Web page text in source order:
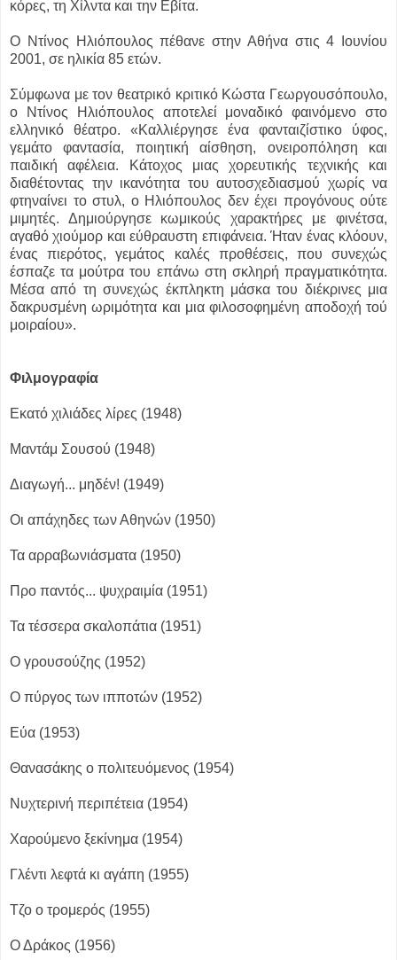
κόρες, τη Χίλντα και την Εβίτα.
Ο Ντίνος Ηλιόπουλος πέθανε στην Αθήνα στις 4 Ιουνίου
2001, σε ηλικία 85 ετών.
Σύμφωνα με τον θεατρικό κριτικό Κώστα Γεωργουσόπουλο,
ο Ντίνος Ηλιόπουλος αποτελεί μοναδικό φαινόμενο στο
ελληνικό θέατρο. «Καλλιέργησε ένα φανταιζίστικο ύφος,
γεμάτο φαντασία, ποιητική αίσθηση, ονειροπόληση και
παιδική αφέλεια. Κάτοχος μιας χορευτικής τεχνικής και
διαθέτοντας την ικανότητα του αυτοσχεδιασμού χωρίς να
φτηναίνει το στυλ, ο Ηλιόπουλος δεν έχει προγόνους ούτε
μιμητές. Δημιούργησε κωμικούς χαρακτήρες με φινέτσα,
αγαθό χιούμορ και εύθραυστη επιφάνεια. Ήταν ένας κλόουν,
ένας πιερότος, γεμάτος καλές προθέσεις, που συνεχώς
έσπαζε τα μούτρα του επάνω στη σκληρή πραγματικότητα.
Μέσα από τη συνεχώς έκπληκτη μάσκα του διέκρινες μια
δακρυσμένη ωριμότητα και μια φιλοσοφημένη αποδοχή τού
μοιραίου».
Φιλμογραφία
Εκατό χιλιάδες λίρες (1948)
Μαντάμ Σουσού (1948)
Διαγωγή... μηδέν! (1949)
Οι απάχηδες των Αθηνών (1950)
Τα αρραβωνιάσματα (1950)
Προ παντός... ψυχραιμία (1951)
Τα τέσσερα σκαλοπάτια (1951)
Ο γρουσούζης (1952)
Ο πύργος των ιπποτών (1952)
Εύα (1953)
Θανασάκης ο πολιτευόμενος (1954)
Νυχτερινή περιπέτεια (1954)
Χαρούμενο ξεκίνημα (1954)
Γλέντι λεφτά κι αγάπη (1955)
Τζο ο τρομερός (1955)
Ο Δράκος (1956)